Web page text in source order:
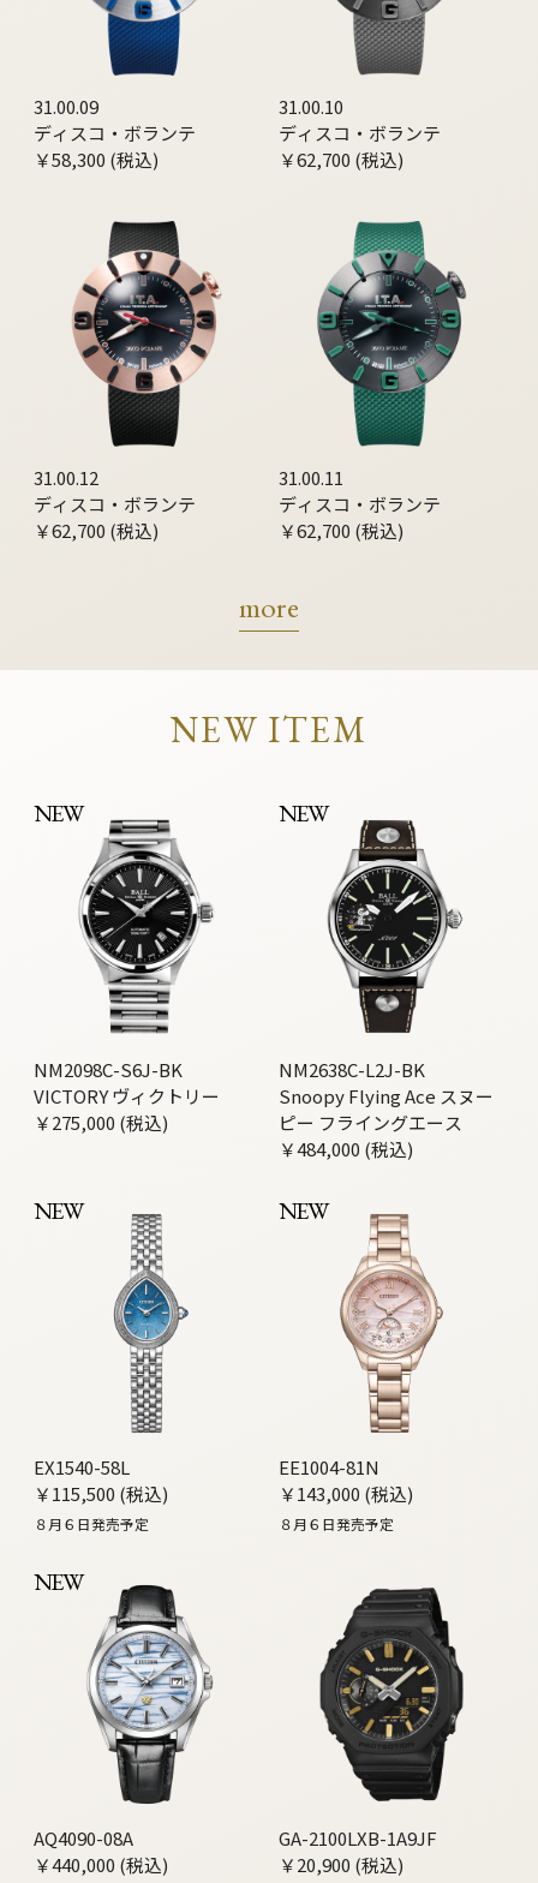
31.00.09
ディスコ・ボランテ
￥58,300 (税込)
31.00.10
ディスコ・ボランテ
￥62,700 (税込)
31.00.12
ディスコ・ボランテ
￥62,700 (税込)
31.00.11
ディスコ・ボランテ
￥62,700 (税込)
more
NEW ITEM
NEW
NM2098C-S6J-BK
VICTORY ヴィクトリー
￥275,000 (税込)
NEW
NM2638C-L2J-BK
Snoopy Flying Ace スヌー
ピー フライングエース
￥484,000 (税込)
NEW
EX1540-58L
￥115,500 (税込)
８月６日発売予定
NEW
EE1004-81N
￥143,000 (税込)
８月６日発売予定
NEW
AQ4090-08A
￥440,000 (税込)
GA-2100LXB-1A9JF
￥20,900 (税込)